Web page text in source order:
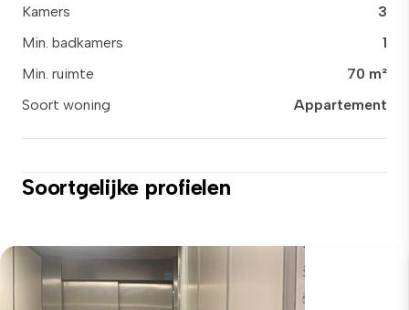
Kamers
3
Min. badkamers
1
Min. ruimte
70 m²
Soort woning
Appartement
Soortgelijke profielen